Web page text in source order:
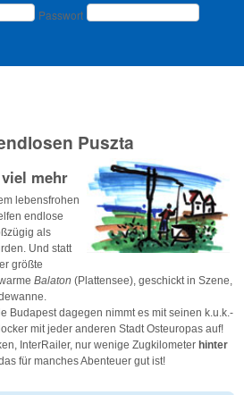
Passwort
Puszta
mehr
lebensfrohen
endlose
als
Und statt
größte
Balaton (Plattensee), geschickt in Szene,
Budapest dagegen nimmt es mit seinen k.u.k.-
mit jeder anderen Stadt Osteuropas auf!
InterRailer, nur wenige Zugkilometer hinter
für manches Abenteuer gut ist!